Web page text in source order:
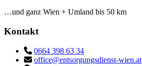
…und ganz Wien + Umland bis 50 km
Kontakt
0664 398 63 34
office@entsorgungsdienst-wien.at